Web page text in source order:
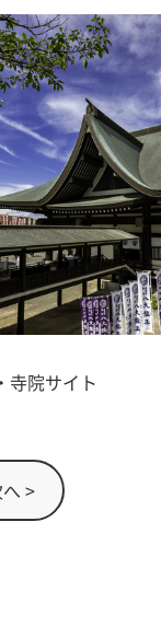
寺院サイト
>